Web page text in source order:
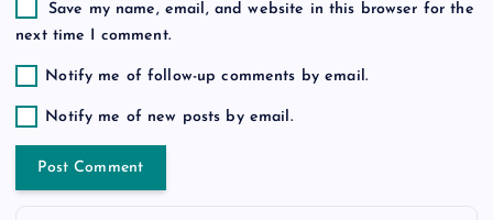
Save my name, email, and website in this browser for the
next time I comment.
Notify me of follow-up comments by email.
Notify me of new posts by email.